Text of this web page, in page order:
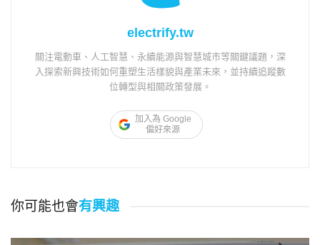
electrify.tw
關注電動車、人工智慧、永續能源與智慧城市等關鍵議題，深
入探索新興技術如何重塑生活樣貌與產業未來，並持續追蹤數
位轉型與相關政策發展。
加入為 Google
偏好來源
你可能也會有興趣